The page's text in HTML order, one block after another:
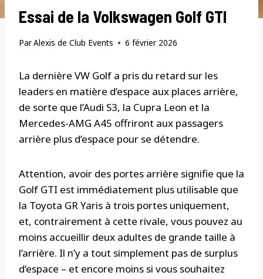
Essai de la Volkswagen Golf GTI
ParAlexis de Club Events 6 février 2026
La dernière VW Golf a pris du retard sur les
leaders en matière d’espace aux places arrière,
de sorte que l’Audi S3, la Cupra Leon et la
Mercedes-AMG A45 offriront aux passagers
arrière plus d’espace pour se détendre.
Attention, avoir des portes arrière signifie que la
Golf GTI est immédiatement plus utilisable que
la Toyota GR Yaris à trois portes uniquement,
et, contrairement à cette rivale, vous pouvez au
moins accueillir deux adultes de grande taille à
l’arrière. Il n’y a tout simplement pas de surplus
d’espace – et encore moins si vous souhaitez